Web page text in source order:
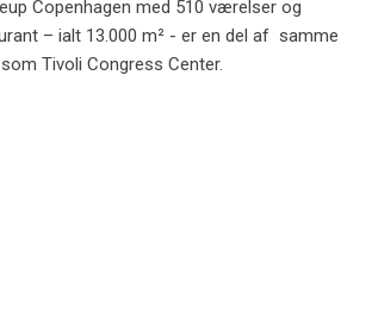
Copenhagen med 510 værelser og
– i​alt 13.000 m² - er en del af samme
Tivoli Congress Center​.​